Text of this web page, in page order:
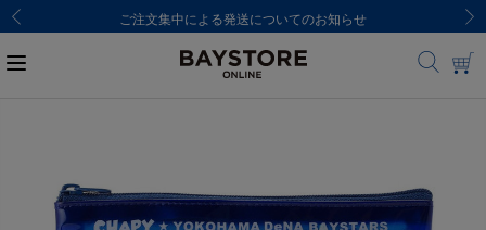
ご注文集中による発送についてのお知らせ